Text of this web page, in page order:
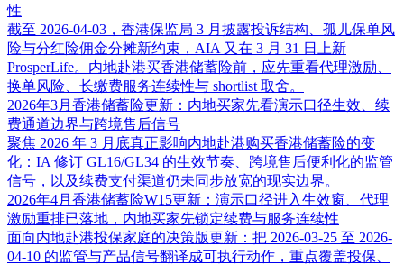
性
截至 2026-04-03，香港保监局 3 月披露投诉结构、孤儿保单风
险与分红险佣金分摊新约束，AIA 又在 3 月 31 日上新
ProsperLife。内地赴港买香港储蓄险前，应先重看代理激励、
换单风险、长缴费服务连续性与 shortlist 取舍。
2026年3月香港储蓄险更新：内地买家先看演示口径生效、续
费通道边界与跨境售后信号
聚焦 2026 年 3 月底真正影响内地赴港购买香港储蓄险的变
化：IA 修订 GL16/GL34 的生效节奏、跨境售后便利化的监管
信号，以及续费支付渠道仍未同步放宽的现实边界。
2026年4月香港储蓄险W15更新：演示口径进入生效窗、代理
激励重排已落地，内地买家先锁定续费与服务连续性
面向内地赴港投保家庭的决策版更新：把 2026-03-25 至 2026-
04-10 的监管与产品信号翻译成可执行动作，重点覆盖投保、